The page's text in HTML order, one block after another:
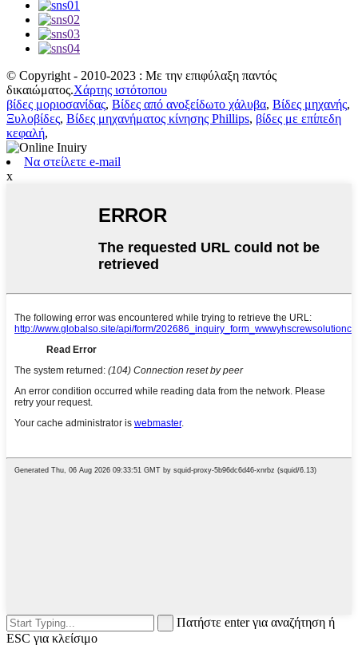
© Copyright - 2010-2023 : Με την επιφύλαξη παντός
δικαιώματος.Χάρτης ιστότοπου
βίδες μοριοσανίδας, Βίδες από ανοξείδωτο χάλυβα, Βίδες μηχανής,
Ξυλοβίδες, Βίδες μηχανήματος κίνησης Phillips, βίδες με επίπεδη
κεφαλή,
Να στείλετε e-mail
x
Πατήστε enter για αναζήτηση ή
ESC για κλείσιμο